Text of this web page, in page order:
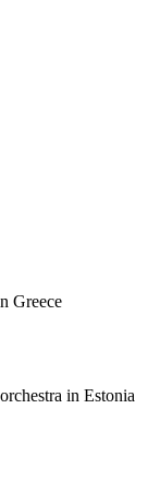
Greece
in Estonia